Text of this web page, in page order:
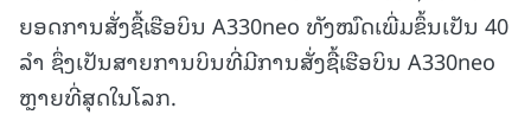
ຍອດການສັ່ງຊື້ເຮືອບິນ A330neo ທັງໝົດເພີ່ມຂຶ້ນເປັນ 40
ລໍາ ຊຶ່ງເປັນສາຍການບິນທີ່ມີການສັ່ງຊື້ເຮືອບິນ A330neo
ຫຼາຍທີ່ສຸດໃນໂລກ.